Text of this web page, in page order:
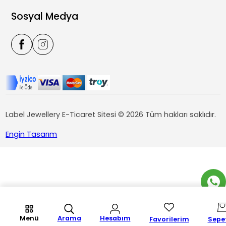
Sosyal Medya
Label Jewellery E-Ticaret Sitesi © 2026 Tüm hakları saklıdır.
Engin Tasarım
Menü Arama Hesabım Favorilerim